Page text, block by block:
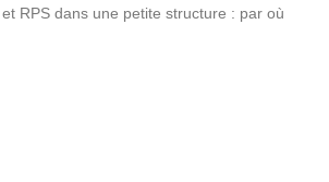
RPS dans une petite structure : par où